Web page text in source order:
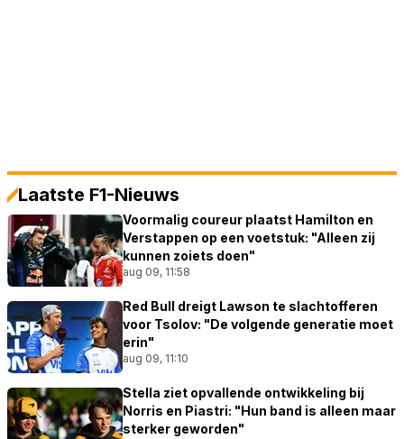
Laatste F1-Nieuws
Voormalig coureur plaatst Hamilton en
Verstappen op een voetstuk: "Alleen zij
kunnen zoiets doen"
aug 09, 11:58
Red Bull dreigt Lawson te slachtofferen
voor Tsolov: "De volgende generatie moet
erin"
aug 09, 11:10
Stella ziet opvallende ontwikkeling bij
Norris en Piastri: "Hun band is alleen maar
sterker geworden"